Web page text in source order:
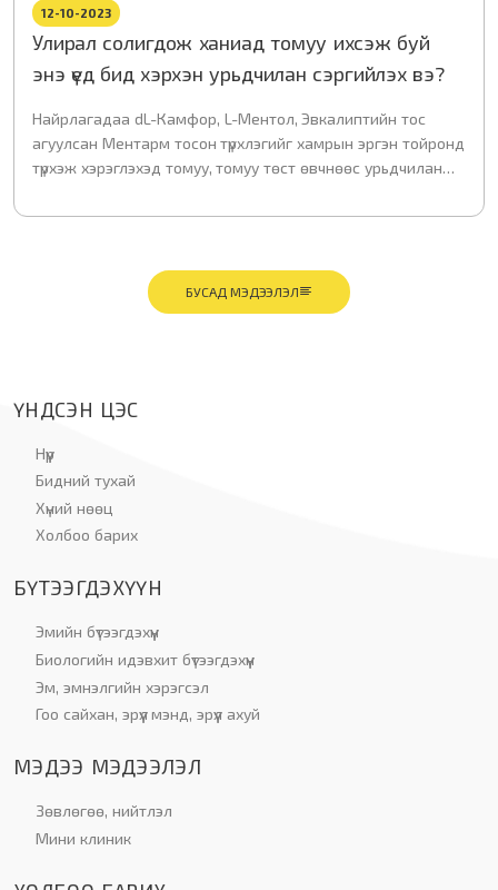
12-10-2023
Улирал солигдож ханиад томуу ихсэж буй
энэ үед бид хэрхэн урьдчилан сэргийлэх вэ?
Найрлагадаа dL-Камфор, L-Ментол, Эвкалиптийн тос
агуулсан Ментарм тосон түрхлэгийг хамрын эргэн тойронд
түрхэж хэрэглэхэд томуу, томуу төст өвчнөөс урьдчилан
БУСАД МЭДЭЭЛЭЛ
ҮНДСЭН ЦЭС
Нүүр
Бидний тухай
Хүний нөөц
Холбоо барих
БҮТЭЭГДЭХҮҮН
Эмийн бүтээгдэхүүн
Биологийн идэвхит бүтээгдэхүүн
Эм, эмнэлгийн хэрэгсэл
Гоо сайхан, эрүүл мэнд, эрүүл ахуй
МЭДЭЭ МЭДЭЭЛЭЛ
Зөвлөгөө, нийтлэл
Мини клиник